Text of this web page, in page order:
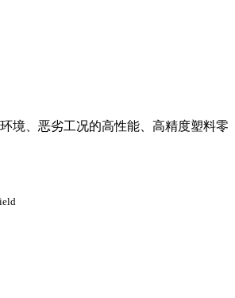
境、恶劣工况的高性能、高精度塑料零